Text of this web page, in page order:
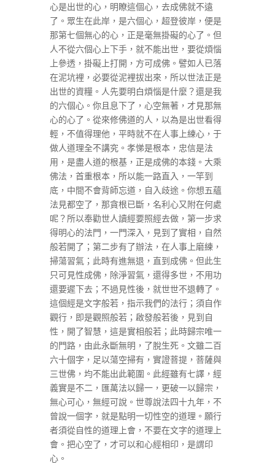
心是出世的心，明瞭這個心，去成佛就不遠
了。眾生在此岸，是六個心，超登彼岸，便是
那第七個無心的心，正是毫無掛礙的心了。但
人不從六個心上下手，就不能出世，要從煩惱
上參透，掛礙上打開，方可成佛。譬如人已落
在泥坑裡，必要從泥裡拔出來，所以世法正是
出世的資糧。人先要明白煩惱是什麼？還是我
的六個心。你且息下了，心空無著，才見那無
心的心了。從來修佛道的人，以為是出世看得
輕，不值得理他，平時就不在人事上練心，于
做人道理全不講究。孝悌是根本，忠信是法
用，是盡人道的根基，正是成佛的本錢。大乘
佛法，首重根本，所以能一路直入，一竿到
底，中間不會背師忘道，自入歧途。你想五蘊
法見都空了，那貪根已斷，名利心又附在何處
呢？所以奉勸世人讀經要照經去做，第一步求
得明心的法門，一門深入，見到了實相，自然
般若開了；第二步有了辦法，在人事上磨練，
掃蕩習氣；此時有進無退，直到成佛。但此生
只可見性成佛，除淨習氣，還得多世，不用功
還要遲下去；不過見性後，就世世不退轉了。
這個經是文字般若，指示我們的法行；須自作
觀行，即是觀照般若；啟發般若後，見到自
性，開了智慧，這是實相般若；此時歸宗唯一
的門路，由此永斷無明，了脫生死。文雖二百
六十個字，足以蕩空掃有，實證菩提，菩薩與
三世佛，均不能出此範圍。此經雖有七譯，經
義實是不二，匯萬法以歸一，更破一以歸宗，
無心可心，無經可說。世尊說法四十九年，不
曾說一個字，就是點明一切性空的道理。願行
者須從自性的道理上會，不要在文字的道理上
會。把心空了，才可以和心經相印，是謂印
心。